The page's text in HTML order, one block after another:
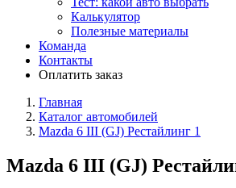
Калькулятор
Полезные материалы
Команда
Контакты
Оплатить заказ
Главная
Каталог автомобилей
Mazda 6 III (GJ) Рестайлинг 1
Mazda 6 III (GJ)